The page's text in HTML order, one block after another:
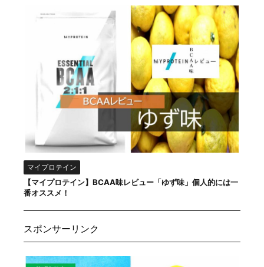
マイプロテイン
【マイプロテイン】BCAA味レビュー「ゆず味」個人的には一
番オススメ！
スポンサーリンク